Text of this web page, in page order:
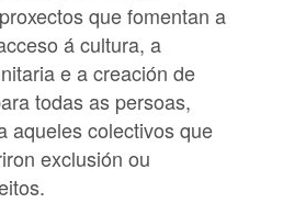
que fomentan a
á cultura, a
e a creación de
todas as persoas,
aqueles colectivos que
exclusión ou